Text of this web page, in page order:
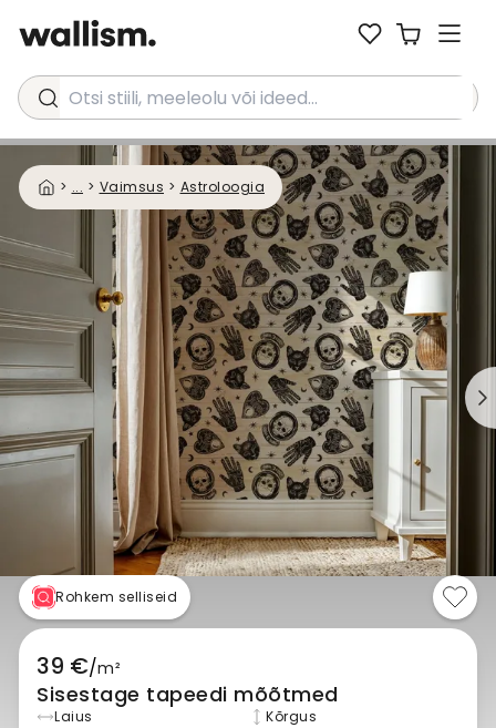
Otsi stiili, meeleolu või ideed...
> ... > Vaimsus > Astroloogia
Rohkem selliseid
39 €/m²
Sisestage tapeedi mõõtmed
Laius Kõrgus